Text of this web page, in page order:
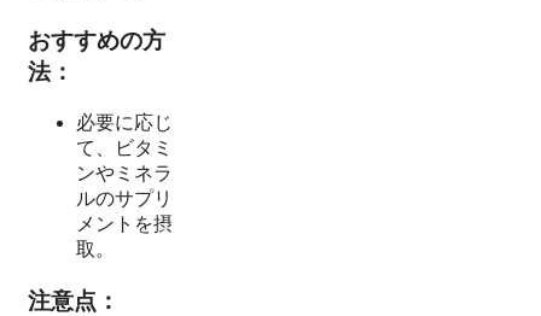
おすすめの方
法：
必要に応じ
て、ビタミ
ンやミネラ
ルのサプリ
メントを摂
取。
注意点：